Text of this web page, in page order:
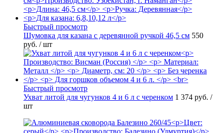
Быстрый просмотр
Шумовка для казана с деревянной ручкой 46,5 см 550
руб. / шт
Быстрый просмотр
Ухват литой для чугунков 4 и 6 л с черенком 1 374 руб. /
шт